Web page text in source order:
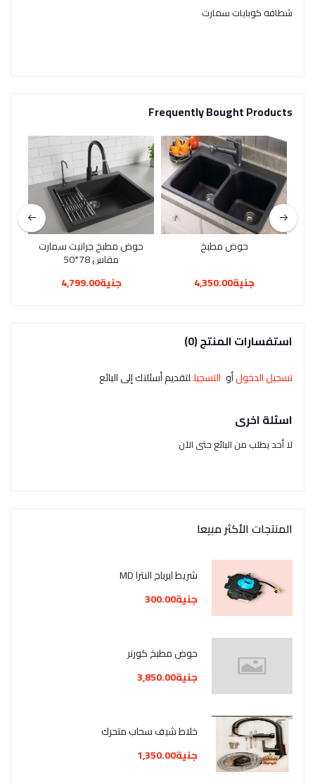
شطافه كوبايات سمارت
Frequently Bought Products
حوض مطبخ
جنية4,350.00
حوض مطبخ جرانيت سمارت
مقاس 78*50
جنية4,799.00
استفسارات المنتج (0)
تسجيل الدخولأو التسجيللتقديم أسئلتك إلى البائع
اسئلة اخرى
لا أحد يطلب من البائع حتى الآن
المنتجات الأكثر مبيعا
شريط ايرباج النترا MD
جنية300.00
حوض مطبخ كورنر
جنية3,850.00
خلاط شيف سحاب متحرك
جنية1,350.00